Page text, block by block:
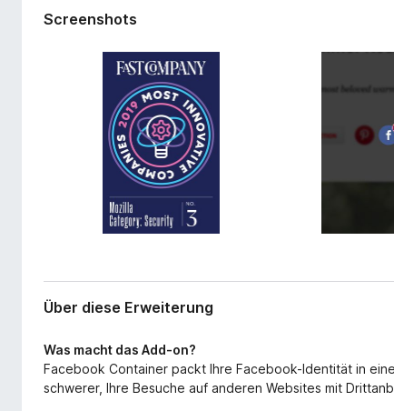
w
Screenshots
Über diese Erweiterung
Was macht das Add-on?
Facebook Container packt Ihre Facebook-Identität in
schwerer, Ihre Besuche auf anderen Websites mit